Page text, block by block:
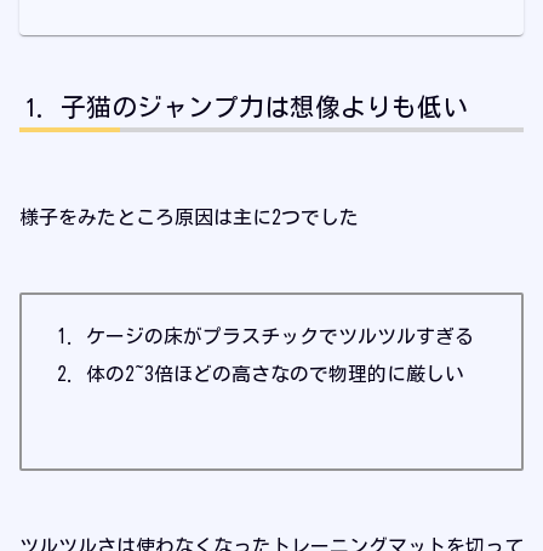
子猫のジャンプ力は想像よりも低い
様子をみたところ原因は主に2つでした
ケージの床がプラスチックでツルツルすぎる
体の2~3倍ほどの高さなので物理的に厳しい
ツルツルさは使わなくなったトレーニングマットを切って